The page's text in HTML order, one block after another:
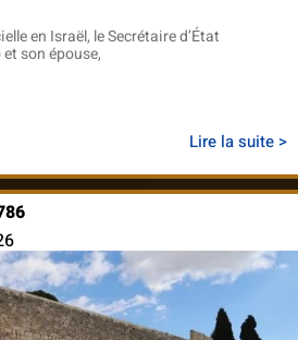
en Israël, le Secrétaire d’État
son épouse,
Lire la suite >